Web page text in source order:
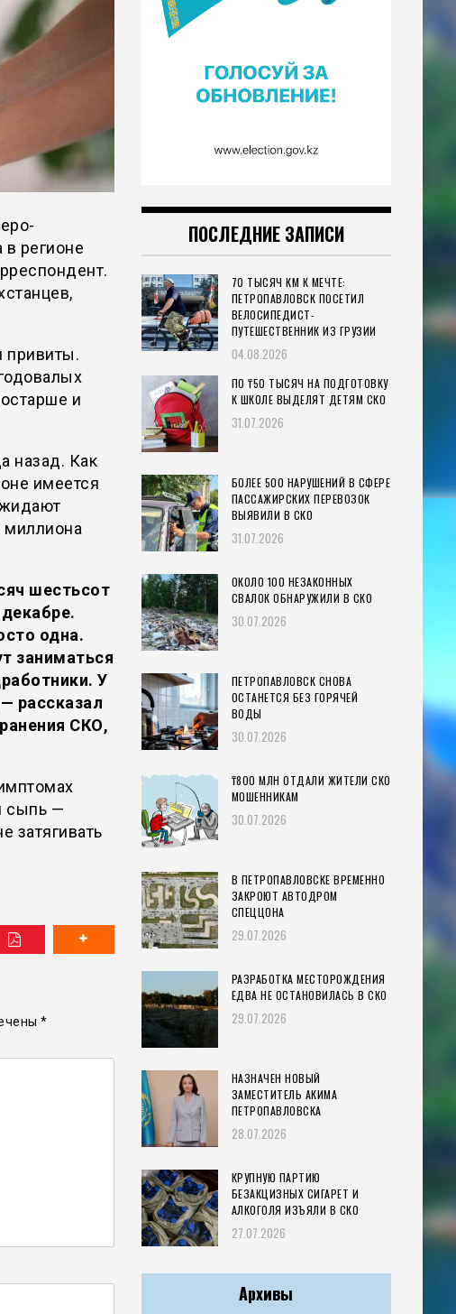
в регионе
привиты.
и
назад. Как
имеется
миллиона
шестьсот
одна.
заниматься
У
рассказал
СКО,
сыпь —
затягивать
*
ПОСЛЕДНИЕ ЗАПИСИ
70 ТЫСЯЧ КМ К МЕЧТЕ:
ПЕТРОПАВЛОВСК ПОСЕТИЛ
ВЕЛОСИПЕДИСТ-
ПУТЕШЕСТВЕННИК ИЗ ГРУЗИИ
04.08.2026
ПО ₸50 ТЫСЯЧ НА ПОДГОТОВКУ
К ШКОЛЕ ВЫДЕЛЯТ ДЕТЯМ СКО
31.07.2026
БОЛЕЕ 500 НАРУШЕНИЙ В СФЕРЕ
ПАССАЖИРСКИХ ПЕРЕВОЗОК
ВЫЯВИЛИ В СКО
31.07.2026
ОКОЛО 100 НЕЗАКОННЫХ
СВАЛОК ОБНАРУЖИЛИ В СКО
30.07.2026
ПЕТРОПАВЛОВСК СНОВА
ОСТАНЕТСЯ БЕЗ ГОРЯЧЕЙ
ВОДЫ
30.07.2026
₸800 МЛН ОТДАЛИ ЖИТЕЛИ СКО
МОШЕННИКАМ
30.07.2026
В ПЕТРОПАВЛОВСКЕ ВРЕМЕННО
ЗАКРОЮТ АВТОДРОМ
СПЕЦЦОНА
29.07.2026
РАЗРАБОТКА МЕСТОРОЖДЕНИЯ
ЕДВА НЕ ОСТАНОВИЛАСЬ В СКО
29.07.2026
НАЗНАЧЕН НОВЫЙ
ЗАМЕСТИТЕЛЬ АКИМА
ПЕТРОПАВЛОВСКА
28.07.2026
КРУПНУЮ ПАРТИЮ
БЕЗАКЦИЗНЫХ СИГАРЕТ И
АЛКОГОЛЯ ИЗЪЯЛИ В СКО
27.07.2026
Архивы